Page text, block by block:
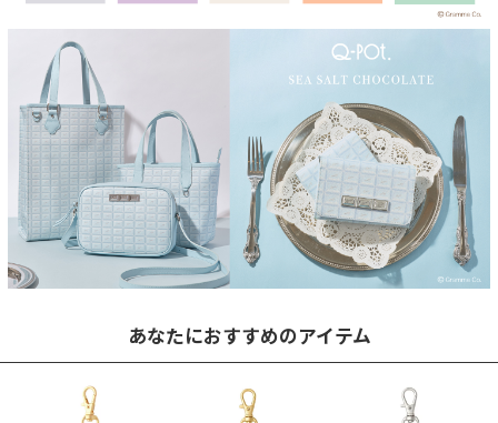
あなたにおすすめのアイテム